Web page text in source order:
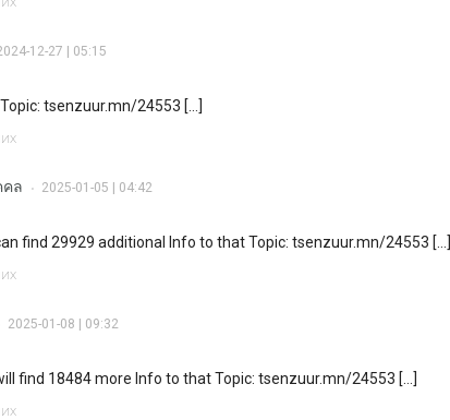
12-27 | 05:15
tsenzuur.mn/24553 […]
คล • 2025-01-05 | 04:42
find 29929 additional Info to that Topic: tsenzuur.mn/24553 […]
2025-01-08 | 09:32
find 18484 more Info to that Topic: tsenzuur.mn/24553 […]